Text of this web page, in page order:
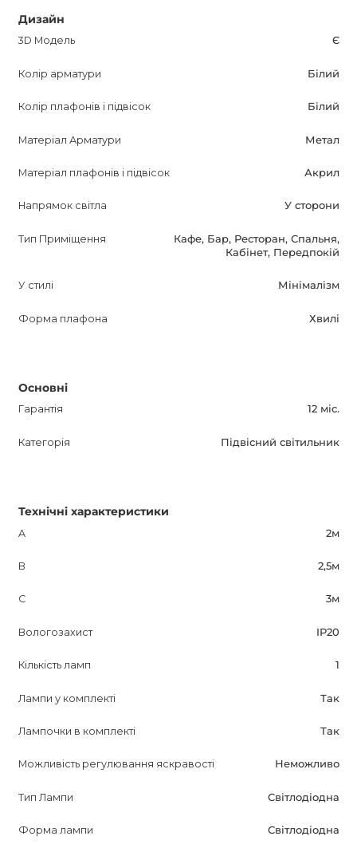
Дизайн
3D Модель Є
Колір арматури Білий
Колір плафонів і підвісок Білий
Матеріал Арматури Метал
Матеріал плафонів і підвісок Акрил
Напрямок світла У сторони
Тип Приміщення
Кафе, Бар, Ресторан, Спальня,
Кабінет, Передпокій
У стилі Мінімалізм
Форма плафона Хвилі
Основні
Гарантія 12 міс.
Категорія Підвісний світильник
Технічні характеристики
A 2м
B 2,5м
C 3м
Вологозахист IP20
Кількість ламп 1
Лампи у комплекті Так
Лампочки в комплекті Так
Можливість регулювання яскравості Неможливо
Тип Лампи Світлодіодна
Форма лампи Світлодіодна